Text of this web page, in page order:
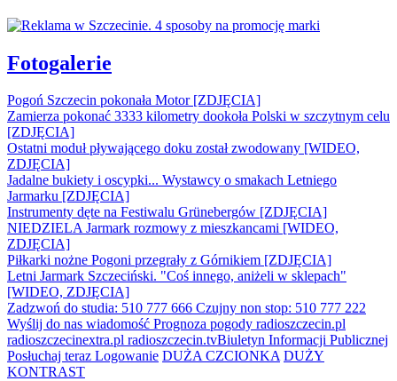
Fotogalerie
Pogoń Szczecin pokonała Motor [ZDJĘCIA]
Zamierza pokonać 3333 kilometry dookoła Polski w szczytnym celu
[ZDJĘCIA]
Ostatni moduł pływającego doku został zwodowany [WIDEO,
ZDJĘCIA]
Jadalne bukiety i oscypki... Wystawcy o smakach Letniego
Jarmarku [ZDJĘCIA]
Instrumenty dęte na Festiwalu Grünebergów [ZDJĘCIA]
NIEDZIELA Jarmark rozmowy z mieszkancami [WIDEO,
ZDJĘCIA]
Piłkarki nożne Pogoni przegrały z Górnikiem [ZDJĘCIA]
Letni Jarmark Szczeciński. "Coś innego, aniżeli w sklepach"
[WIDEO, ZDJĘCIA]
Zadzwoń do studia: 510 777 666 Czujny non stop: 510 777 222
Wyślij do nas wiadomość Prognoza pogody radioszczecin.pl
radioszczecinextra.pl radioszczecin.tvBiuletyn Informacji Publicznej
Posłuchaj teraz Logowanie DUŻA CZCIONKA DUŻY
KONTRAST